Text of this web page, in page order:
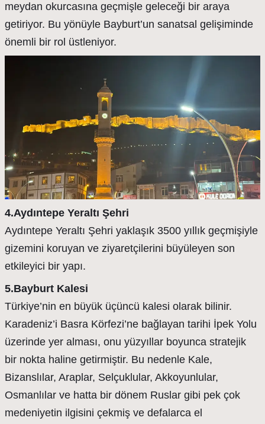
meydan okurcasına geçmişle geleceği bir araya
getiriyor. Bu yönüyle Bayburt’un sanatsal gelişiminde
önemli bir rol üstleniyor.
4.Aydıntepe Yeraltı Şehri
Aydıntepe Yeraltı Şehri yaklaşık 3500 yıllık geçmişiyle
gizemini koruyan ve ziyaretçilerini büyüleyen son
etkileyici bir yapı.
5.Bayburt Kalesi
Türkiye’nin en büyük üçüncü kalesi olarak bilinir.
Karadeniz’i Basra Körfezi’ne bağlayan tarihi İpek Yolu
üzerinde yer alması, onu yüzyıllar boyunca stratejik
bir nokta haline getirmiştir. Bu nedenle Kale,
Bizanslılar, Araplar, Selçuklular, Akkoyunlular,
Osmanlılar ve hatta bir dönem Ruslar gibi pek çok
medeniyetin ilgisini çekmiş ve defalarca el